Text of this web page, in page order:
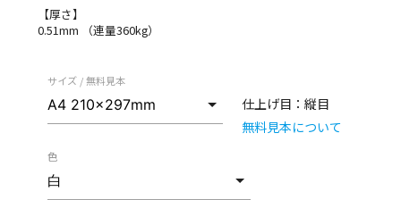
【厚さ】
0.51mm （連量360kg）
サイズ / 無料見本
仕上げ目：縦目
無料見本について
色